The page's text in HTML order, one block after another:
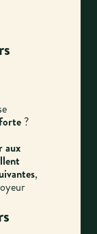
?
aux
,